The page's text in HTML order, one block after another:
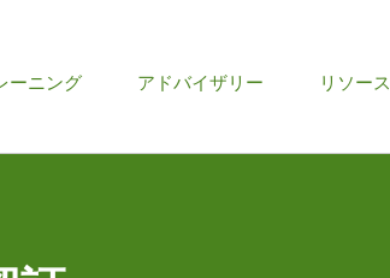
ーニング アドバイザリー リソース